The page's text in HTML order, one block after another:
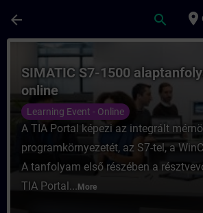
arrow_back search place
Course - SIMATIC S7-
SIMATIC S7-1500
online
Learning Event - Online
A TIA Portal képezi az integrált
programkörnyezetét, az S7-tel, a
A tanfolyam első részében a
TIA Portal... More